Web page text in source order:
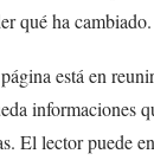
qué ha cambiado.
está en
informaciones
El lector puede